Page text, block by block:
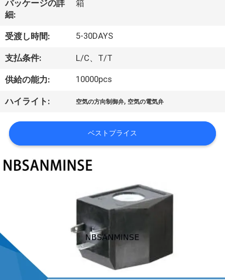
つ
い
て
工
場
旅
行
理
パッケージの詳
細:
箱
受渡し時間: 5-30DAYS
支払条件: L/C、T/T
供給の能力: 10000pcs
ハイライト: 空気の方向制御弁, 空気の電気弁
ベストプライス